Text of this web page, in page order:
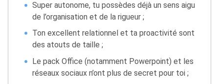
Super autonome, tu possèdes déjà un sens aigu
de l’organisation et de la rigueur ;
Ton excellent relationnel et ta proactivité sont
des atouts de taille ;
Le pack Office (notamment Powerpoint) et les
réseaux sociaux n’ont plus de secret pour toi ;